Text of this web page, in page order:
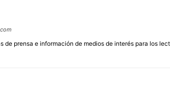
de prensa e información de medios de interés para los